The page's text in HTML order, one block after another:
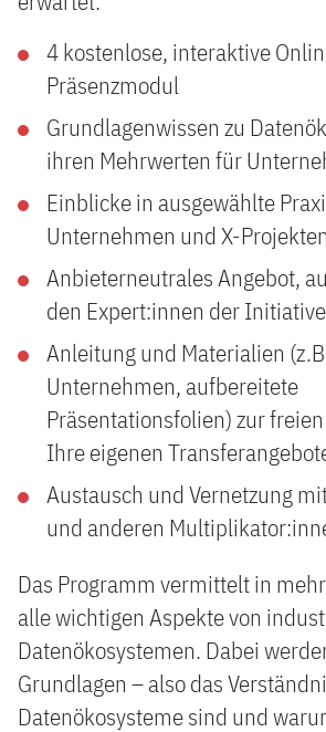
4 kostenlose, interaktive
Präsenzmodul
Grundlagenwissen zu
ihren Mehrwerten für
Einblicke in ausgewählte
Unternehmen und X-Projekten
Anbieterneutrales Angebot,
den Expert:innen der Initiative
Anleitung und Materialien
Unternehmen, aufbereitete
Präsentationsfolien) zur
Ihre eigenen
Austausch und Vernetzung
und anderen
Das Programm vermittelt in
alle wichtigen Aspekte von
Datenökosystemen. Dabei
Grundlagen – also das
Datenökosysteme sind und